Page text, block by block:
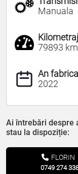
Manuala
Kilometraj
79893 km
An
2022
Ai întrebări despre
stau la dispoziție:
FLORIN
0749 274